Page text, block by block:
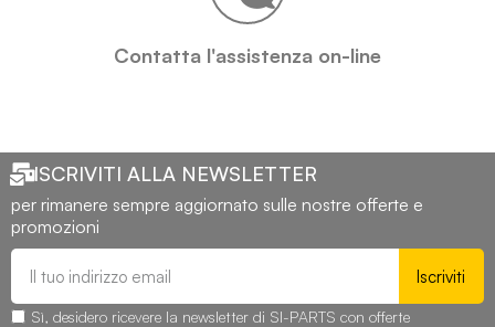
Contatta l'assistenza on-line
ISCRIVITI ALLA NEWSLETTER
per rimanere sempre aggiornato sulle nostre offerte e
promozioni
Iscriviti
Sì, desidero ricevere la newsletter di SI-PARTS con offerte